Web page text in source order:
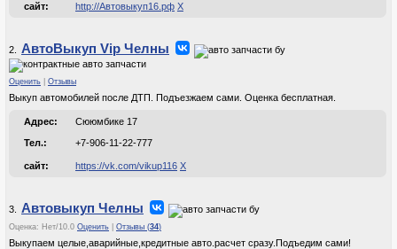
сайт:
http://Автовыкуп16.рф Х
2. АвтоВыкуп Vip Челны
Оценить Отзывы
Выкуп автомобилей после ДТП. Подъезжаем сами. Оценка бесплатная.
Адрес:
Сююмбике 17
Тел.:
+7-906-11-22-777
сайт: https://vk.com/vikup116 Х
3. Автовыкуп Челны
Оценка: Нет/10.0 Оценить Отзывы (34)
Выкупаем целые,аварийные,кредитные авто.расчет сразу.Подъедим сами!